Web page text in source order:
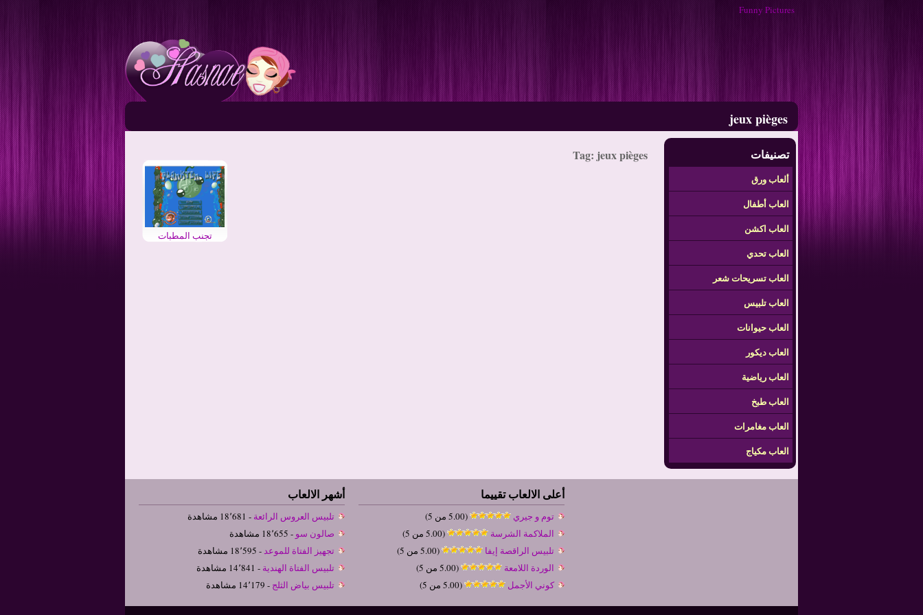
Funny Pictures
jeux pièges
تصنيفات
ألعاب ورق
العاب أطفال
العاب اكشن
العاب تحدي
العاب تسريحات شعر
العاب تلبيس
العاب حيوانات
العاب ديكور
العاب رياضية
العاب طبخ
العاب مغامرات
العاب مكياج
Tag: jeux pièges
تجنب المطبات
أشهر الالعاب
تلبيس العروس الرائعة - 18٬681 مشاهدة
صالون سو - 18٬655 مشاهدة
تجهيز الفتاة للموعد- 18٬595 مشاهدة
تلبيس الفتاة الهندية - 14٬841 مشاهدة
تلبيس بياض الثلج - 14٬179 مشاهدة
أعلى الالعاب تقييما
توم و جيري
(5.00 من 5)
الملاكمة الشرسة
(5.00 من 5)
تلبيس الراقصة إيفا
(5.00 من 5)
الوردة اللامعة
(5.00 من 5)
كوني الأجمل
(5.00 من 5)